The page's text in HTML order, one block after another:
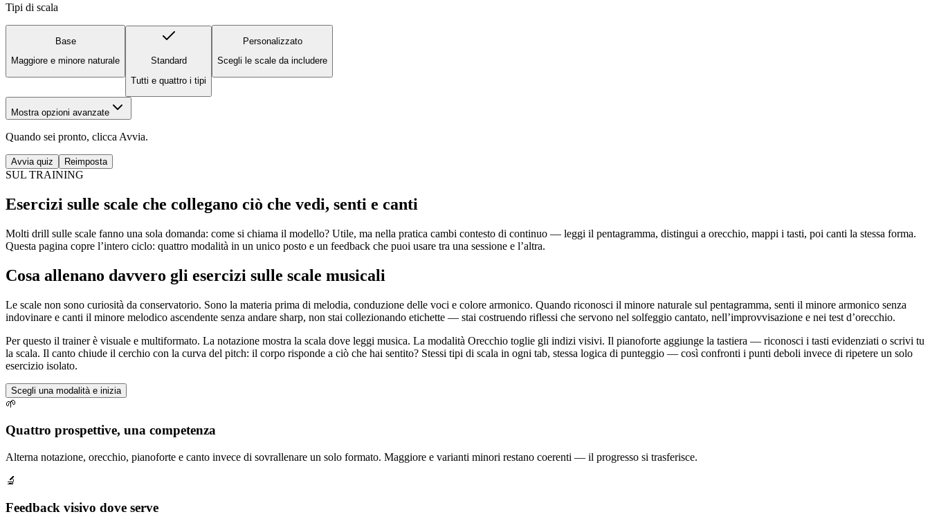
Tipi di scala
Base
Maggiore e minore naturale
Standard
Tutti e quattro i tipi
Personalizzato
Scegli le scale da includere
Mostra opzioni avanzate
Quando sei pronto, clicca Avvia.
Avvia quiz Reimposta
SUL TRAINING
Esercizi sulle scale che collegano ciò che vedi, senti e canti
Molti drill sulle scale fanno una sola domanda: come si chiama il modello? Utile, ma nella pratica cambi contesto di continuo — leggi il pentagramma, distingui a orecchio, mappi i tasti, poi canti la stessa forma.
Questa pagina copre l’intero ciclo: quattro modalità in un unico posto e un feedback che puoi usare tra una sessione e l’altra.
Cosa allenano davvero gli esercizi sulle scale musicali
Le scale non sono curiosità da conservatorio. Sono la materia prima di melodia, conduzione delle voci e colore armonico. Quando riconosci il minore naturale sul pentagramma, senti il minore armonico senza
indovinare e canti il minore melodico ascendente senza andare sharp, non stai collezionando etichette — stai costruendo riflessi che servono nel solfeggio cantato, nell’improvvisazione e nei test d’orecchio.
Per questo il trainer è visuale e multiformato. La notazione mostra la scala dove leggi musica. La modalità Orecchio toglie gli indizi visivi. Il pianoforte aggiunge la tastiera — riconosci i tasti evidenziati o scrivi tu
la scala. Il canto chiude il cerchio con la curva del pitch: il corpo risponde a ciò che hai sentito? Stessi tipi di scala in ogni tab, stessa logica di punteggio — così confronti i punti deboli invece di ripetere un solo
esercizio isolato.
Scegli una modalità e inizia
🌱
Quattro prospettive, una competenza
Alterna notazione, orecchio, pianoforte e canto invece di sovrallenare un solo formato. Maggiore e varianti minori restano coerenti — il progresso si trasferisce.
🔬
Feedback visivo dove serve